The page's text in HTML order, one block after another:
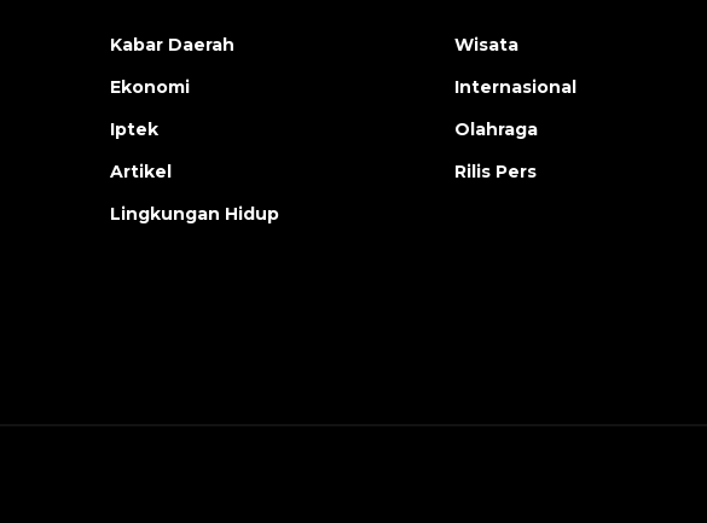
Kabar Daerah
Ekonomi
Iptek
Artikel
Lingkungan Hidup
Wisata
Internasional
Olahraga
Rilis Pers